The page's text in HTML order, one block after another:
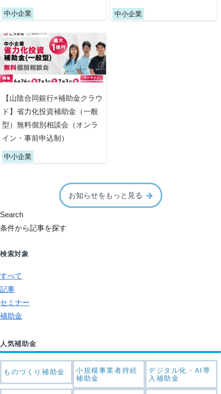
中小企業 中小企業
【山陰合同銀行×補助金クラウ
ド】省力化投資補助金（一般
型）無料個別相談会（オンラ
イン・事前申込制）
中小企業
お知らせをもっと見る
Search
条件から記事を探す
検索対象
すべて
記事
セミナー
補助金
人気補助金
ものづくり補助金
小規模事業者持続
補助金
デジタル化・AI導
入補助金